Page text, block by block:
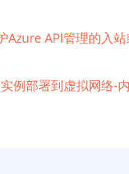
Azure API管理的入
例部署到虚拟网络-